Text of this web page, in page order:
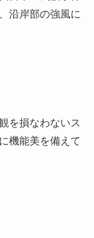
沿岸部の強風に
を損なわないス
機能美を備えて